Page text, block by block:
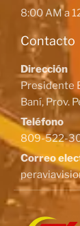
8:00 AM a
Contacto
Dirección
Presidente
Baní, Prov.
Teléfono
809-522-
Correo